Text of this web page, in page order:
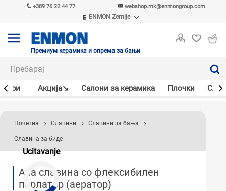
+389 76 22 44 77 webshop.mk@enmongroup.com
ENMON Zemlje
ENMON MKD
Премиум керамика и опрема за бањи
Акцијa↘ Салони за керамика Плочки
Ucitavanje
Почетна Славини Славини за бања
Славина за биде
Ana славина со флексибилен
перлатор (аератор)